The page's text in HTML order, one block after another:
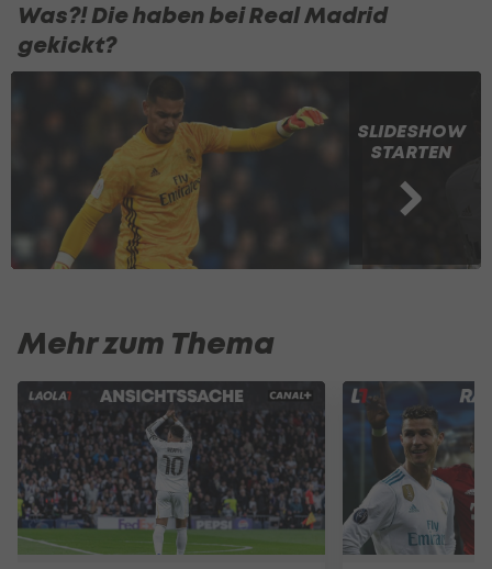
Was?! Die haben bei Real Madrid
gekickt?
SLIDESHOW
STARTEN
Mehr zum Thema